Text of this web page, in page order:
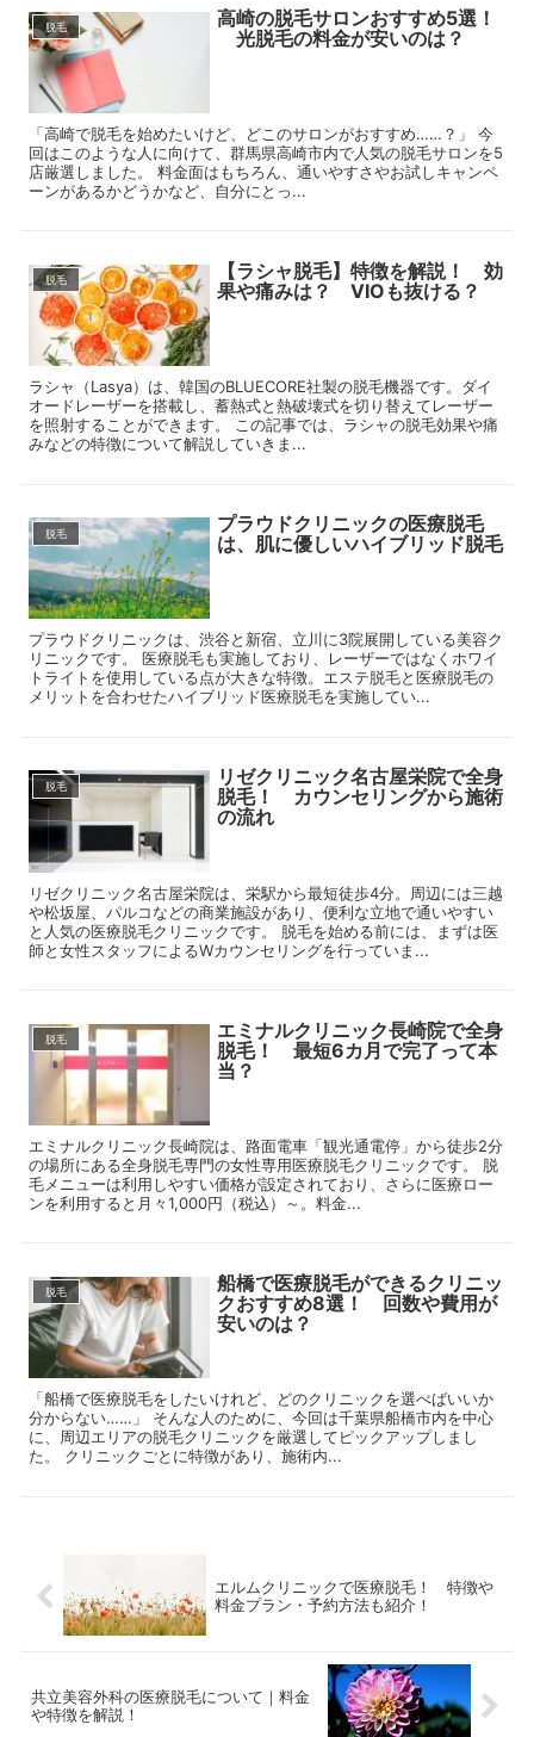
脱毛
高崎の脱毛サロンおすすめ5選！
光脱毛の料金が安いのは？
「高崎で脱毛を始めたいけど、どこのサロンがおすすめ……？」 今
回はこのような人に向けて、群馬県高崎市内で人気の脱毛サロンを5
店厳選しました。 料金面はもちろん、通いやすさやお試しキャンペ
ーンがあるかどうかなど、自分にとっ...
脱毛
【ラシャ脱毛】特徴を解説！ 効
果や痛みは？ VIOも抜ける？
ラシャ（Lasya）は、韓国のBLUECORE社製の脱毛機器です。ダイ
オードレーザーを搭載し、蓄熱式と熱破壊式を切り替えてレーザー
を照射することができます。 この記事では、ラシャの脱毛効果や痛
みなどの特徴について解説していきま...
脱毛
プラウドクリニックの医療脱毛
は、肌に優しいハイブリッド脱毛
プラウドクリニックは、渋谷と新宿、立川に3院展開している美容ク
リニックです。 医療脱毛も実施しており、レーザーではなくホワイ
トライトを使用している点が大きな特徴。エステ脱毛と医療脱毛の
メリットを合わせたハイブリッド医療脱毛を実施してい...
脱毛
リゼクリニック名古屋栄院で全身
脱毛！ カウンセリングから施術
の流れ
リゼクリニック名古屋栄院は、栄駅から最短徒歩4分。周辺には三越
や松坂屋、パルコなどの商業施設があり、便利な立地で通いやすい
と人気の医療脱毛クリニックです。 脱毛を始める前には、まずは医
師と女性スタッフによるWカウンセリングを行っていま...
脱毛
エミナルクリニック長崎院で全身
脱毛！ 最短6カ月で完了って本
当？
エミナルクリニック長崎院は、路面電車「観光通電停」から徒歩2分
の場所にある全身脱毛専門の女性専用医療脱毛クリニックです。 脱
毛メニューは利用しやすい価格が設定されており、さらに医療ロー
ンを利用すると月々1,000円（税込）～。料金...
脱毛
船橋で医療脱毛ができるクリニッ
クおすすめ8選！ 回数や費用が
安いのは？
「船橋で医療脱毛をしたいけれど、どのクリニックを選べばいいか
分からない……」 そんな人のために、今回は千葉県船橋市内を中心
に、周辺エリアの脱毛クリニックを厳選してピックアップしまし
た。 クリニックごとに特徴があり、施術内...
エルムクリニックで医療脱毛！ 特徴や
料金プラン・予約方法も紹介！
共立美容外科の医療脱毛について｜料金
や特徴を解説！